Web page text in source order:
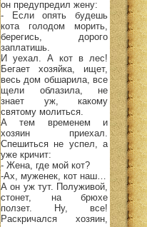
он предупредил жену:
- Если опять будешь
кота голодом морить,
берегись, дорого
заплатишь.
И уехал. А кот в лес!
Бегает хозяйка, ищет,
весь дом обшарила, все
щели облазила, не
знает уж, какому
святому молиться.
А тем временем и
хозяин приехал.
Спешиться не успел, а
уже кричит:
- Жена, где мой кот?
-Ах, муженек, кот наш…
А он уж тут. Полуживой,
стонет, на брюхе
ползет. Ну, все!
Раскричался хозяин,